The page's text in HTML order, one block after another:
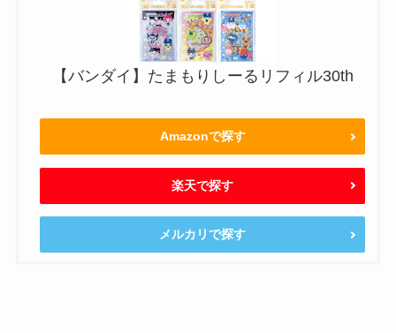
【バンダイ】たまもりしーるリフィル30th
Amazonで探す
楽天で探す
メルカリで探す